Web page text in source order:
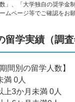
数」、「大学独自の奨学
ムページ等でご確認をお
留学実績（調査
間別の留学人数】
満 0人
上3か月未満 0人